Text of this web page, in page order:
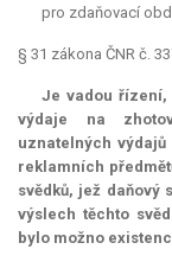
pro zdaňovací
§ 31 zákona ČNR č.
Je vadou řízení,
výdaje na
uznatelných
reklamních
svědků, jež daňový
výslech těchto
bylo možno